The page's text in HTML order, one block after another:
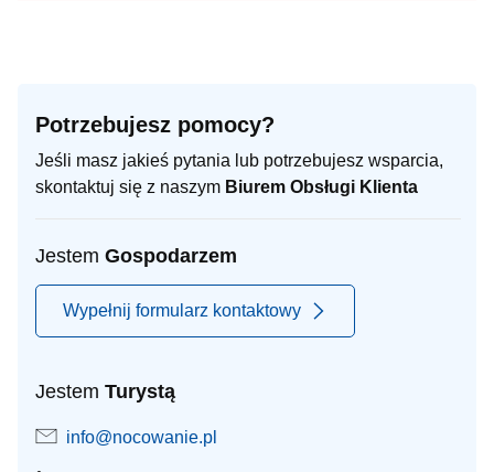
Potrzebujesz pomocy?
Jeśli masz jakieś pytania lub potrzebujesz wsparcia,
skontaktuj się z naszym Biurem Obsługi Klienta
Jestem Gospodarzem
Wypełnij formularz kontaktowy
Jestem Turystą
info@nocowanie.pl